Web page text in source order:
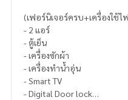
(เฟอร์นิเจอร์ครบ+เครื่องใช้ไ
- 2 แอร์
- ตู้เย็น
- เครื่องซักผ้า
- เครื่องทำน้ำอุ่น
- Smart TV
- Digital Door lock